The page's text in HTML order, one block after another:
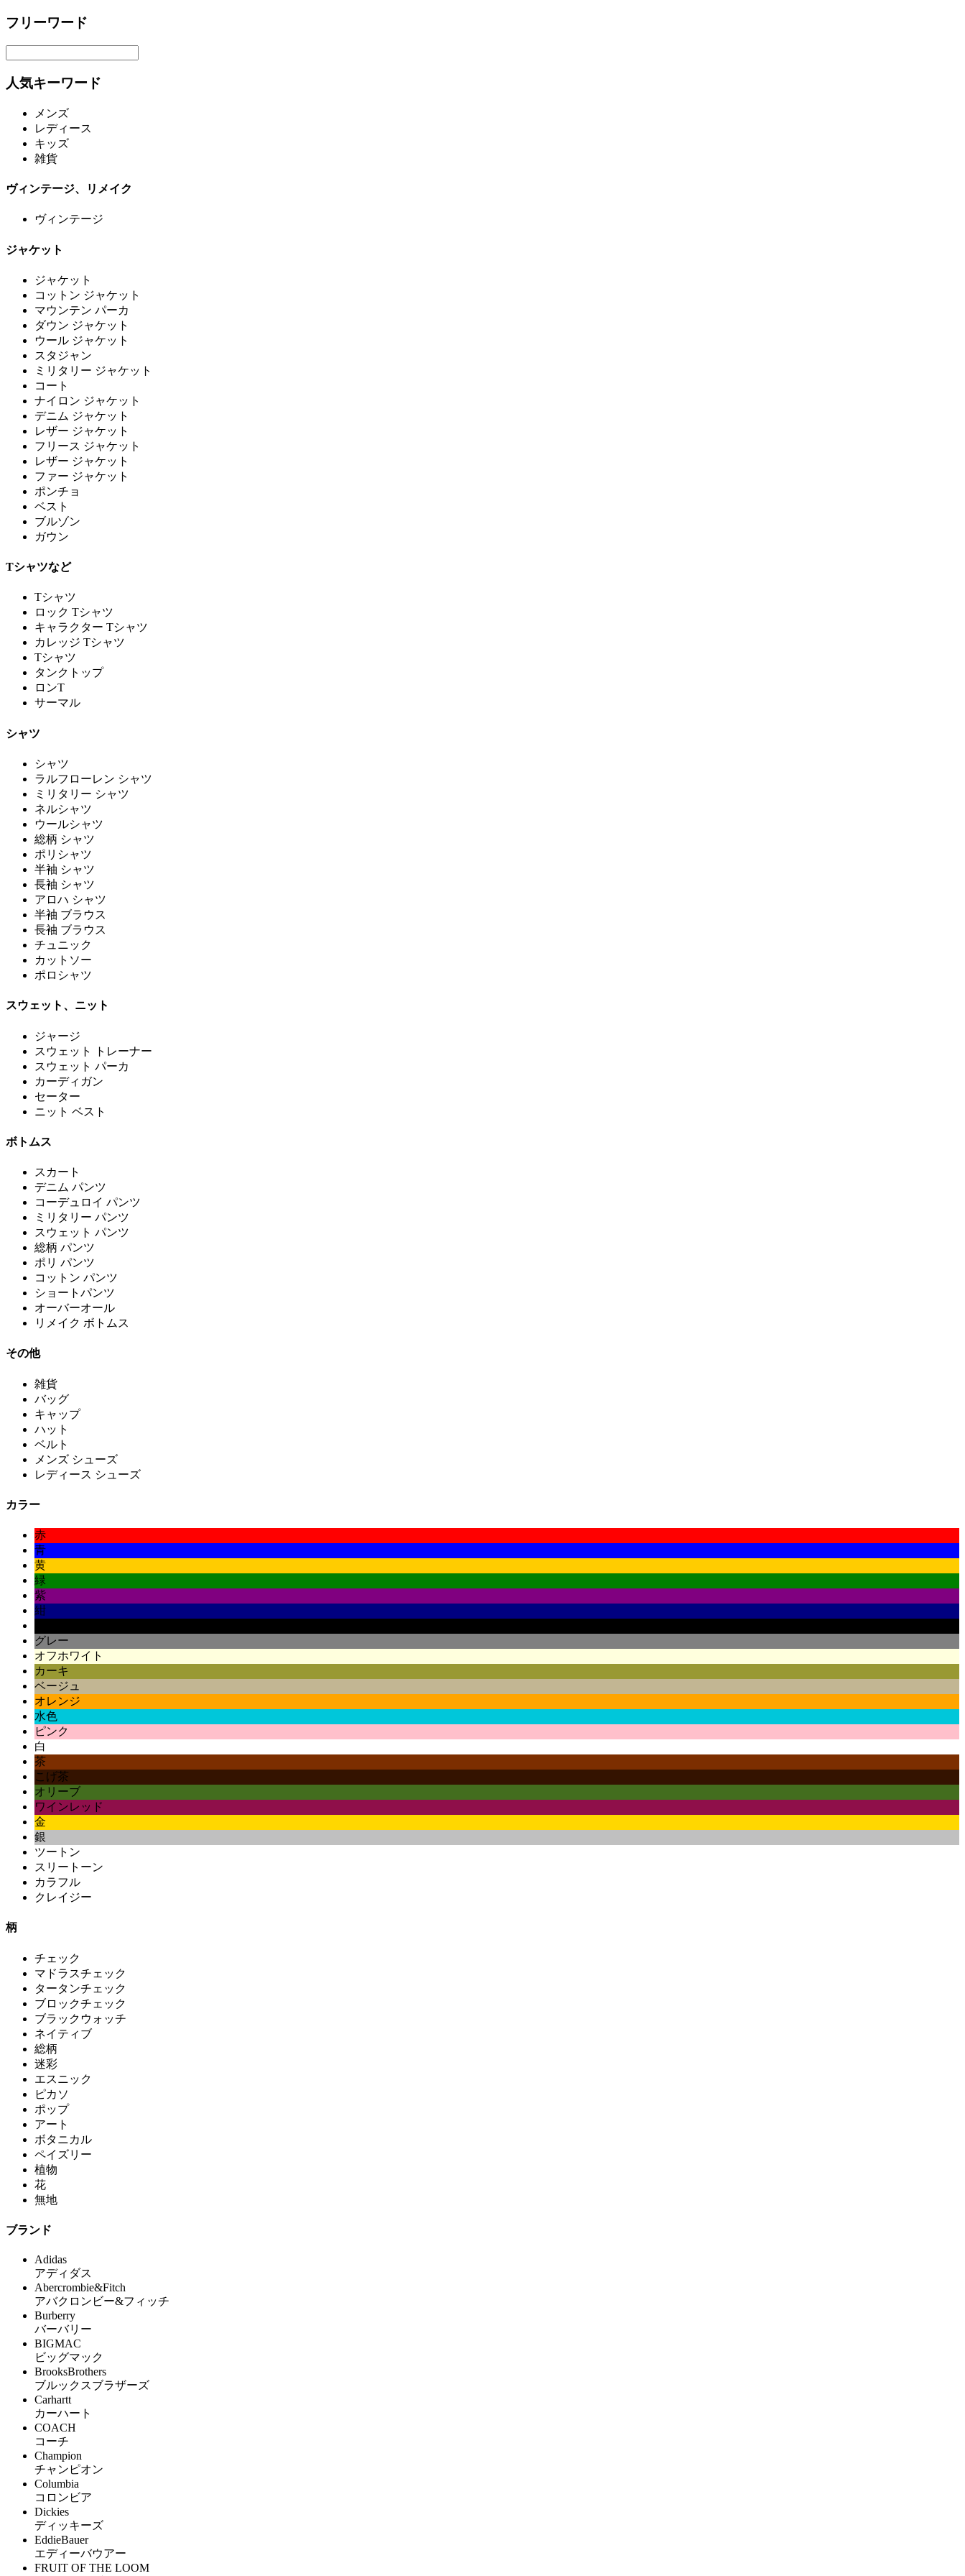
フリーワード
人気キーワード
メンズ
レディース
キッズ
雑貨
ヴィンテージ、リメイク
ヴィンテージ
ジャケット
ジャケット
コットン ジャケット
マウンテン パーカ
ダウン ジャケット
ウール ジャケット
スタジャン
ミリタリー ジャケット
コート
ナイロン ジャケット
デニム ジャケット
レザー ジャケット
フリース ジャケット
レザー ジャケット
ファー ジャケット
ポンチョ
ベスト
ブルゾン
ガウン
Tシャツなど
Tシャツ
ロック Tシャツ
キャラクター Tシャツ
カレッジ Tシャツ
Tシャツ
タンクトップ
ロンT
サーマル
シャツ
シャツ
ラルフローレン シャツ
ミリタリー シャツ
ネルシャツ
ウールシャツ
総柄 シャツ
ポリシャツ
半袖 シャツ
長袖 シャツ
アロハ シャツ
半袖 ブラウス
長袖 ブラウス
チュニック
カットソー
ポロシャツ
スウェット、ニット
ジャージ
スウェット トレーナー
スウェット パーカ
カーディガン
セーター
ニット ベスト
ボトムス
スカート
デニム パンツ
コーデュロイ パンツ
ミリタリー パンツ
スウェット パンツ
総柄 パンツ
ポリ パンツ
コットン パンツ
ショートパンツ
オーバーオール
リメイク ボトムス
その他
雑貨
バッグ
キャップ
ハット
ベルト
メンズ シューズ
レディース シューズ
カラー
赤
青
黄
緑
紫
紺
グレー
オフホワイト
カーキ
ベージュ
オレンジ
水色
ピンク
白
茶
こげ茶
オリーブ
ワインレッド
金
銀
ツートン
スリートーン
カラフル
クレイジー
柄
チェック
マドラスチェック
タータンチェック
ブロックチェック
ブラックウォッチ
ネイティブ
総柄
迷彩
エスニック
ピカソ
ポップ
アート
ボタニカル
ペイズリー
植物
花
無地
ブランド
Adidas
アディダス
Abercrombie&Fitch
アバクロンビー&フィッチ
Burberry
バーバリー
BIGMAC
ビッグマック
BrooksBrothers
ブルックスブラザーズ
Carhartt
カーハート
COACH
コーチ
Champion
チャンピオン
Columbia
コロンビア
Dickies
ディッキーズ
EddieBauer
エディーバウアー
FRUIT OF THE LOOM